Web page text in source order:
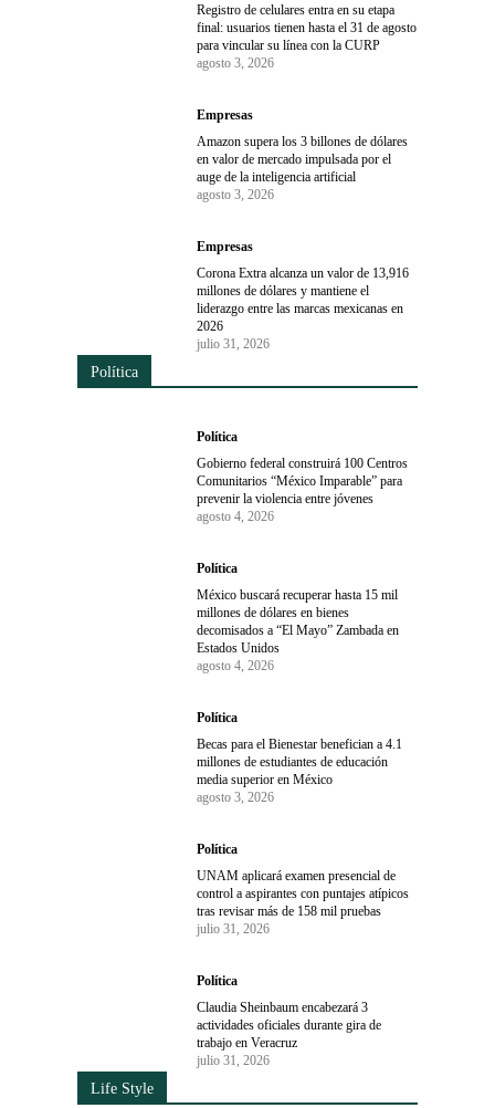
Registro de celulares entra en su etapa
final: usuarios tienen hasta el 31 de agosto
para vincular su línea con la CURP
agosto 3, 2026
Empresas
Amazon supera los 3 billones de dólares
en valor de mercado impulsada por el
auge de la inteligencia artificial
agosto 3, 2026
Empresas
Corona Extra alcanza un valor de 13,916
millones de dólares y mantiene el
liderazgo entre las marcas mexicanas en
2026
julio 31, 2026
Política
Política
Gobierno federal construirá 100 Centros
Comunitarios “México Imparable” para
prevenir la violencia entre jóvenes
agosto 4, 2026
Política
México buscará recuperar hasta 15 mil
millones de dólares en bienes
decomisados a “El Mayo” Zambada en
Estados Unidos
agosto 4, 2026
Política
Becas para el Bienestar benefician a 4.1
millones de estudiantes de educación
media superior en México
agosto 3, 2026
Política
UNAM aplicará examen presencial de
control a aspirantes con puntajes atípicos
tras revisar más de 158 mil pruebas
julio 31, 2026
Política
Claudia Sheinbaum encabezará 3
actividades oficiales durante gira de
trabajo en Veracruz
julio 31, 2026
Life Style